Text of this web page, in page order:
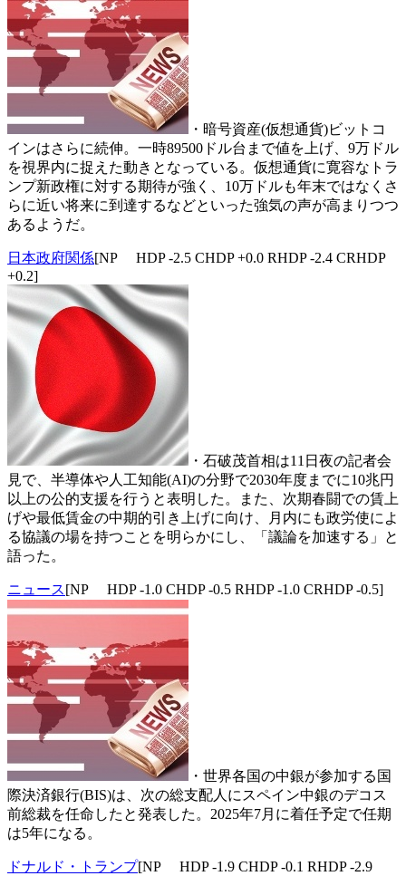
・暗号資産(仮想通貨)ビットコ
インはさらに続伸。一時89500ドル台まで値を上げ、9万ドル
を視界内に捉えた動きとなっている。仮想通貨に寛容なトラ
ンプ新政権に対する期待が強く、10万ドルも年末ではなくさ
らに近い将来に到達するなどといった強気の声が高まりつつ
あるようだ。
日本政府関係[NP HDP -2.5 CHDP +0.0 RHDP -2.4 CRHDP
+0.2]
・石破茂首相は11日夜の記者会
見で、半導体や人工知能(AI)の分野で2030年度までに10兆円
以上の公的支援を行うと表明した。また、次期春闘での賃上
げや最低賃金の中期的引き上げに向け、月内にも政労使によ
る協議の場を持つことを明らかにし、「議論を加速する」と
語った。
ニュース[NP HDP -1.0 CHDP -0.5 RHDP -1.0 CRHDP -0.5]
・世界各国の中銀が参加する国
際決済銀行(BIS)は、次の総支配人にスペイン中銀のデコス
前総裁を任命したと発表した。2025年7月に着任予定で任期
は5年になる。
ドナルド・トランプ[NP HDP -1.9 CHDP -0.1 RHDP -2.9